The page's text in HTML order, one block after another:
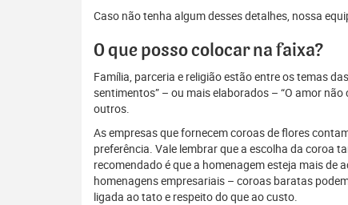
Caso não tenha algum desses detalhes, nossa
O que posso colocar na faixa?
Família, parceria e religião estão entre os temas
sentimentos” – ou mais elaborados – “O amor não
outros.
As empresas que fornecem coroas de flores
preferência. Vale lembrar que a escolha da coroa
recomendado é que a homenagem esteja mais
homenagens empresariais – coroas baratas
ligada ao tato e respeito do que ao custo.